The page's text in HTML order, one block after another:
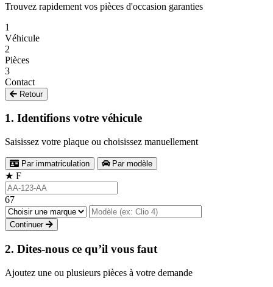
Trouvez rapidement vos pièces d'occasion garanties
1
Véhicule
2
Pièces
3
Contact
Retour
1. Identifions votre véhicule
Saisissez votre plaque ou choisissez manuellement
Par immatriculation Par modèle
★ F
67
Continuer
2. Dites-nous ce qu’il vous faut
Ajoutez une ou plusieurs pièces à votre demande